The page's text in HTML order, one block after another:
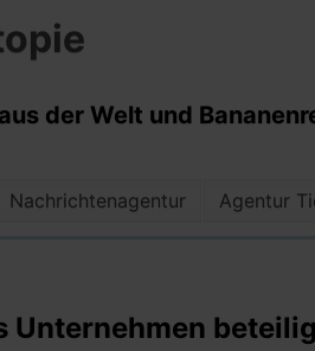
der Welt und
Nachrichtenagentur Agentur
Unternehmen